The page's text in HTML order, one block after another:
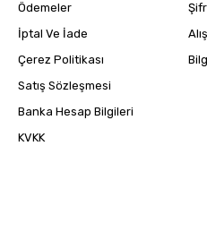
Ödemeler
İptal Ve İade
Çerez Politikası
Satış Sözleşmesi
Banka Hesap Bilgileri
KVKK